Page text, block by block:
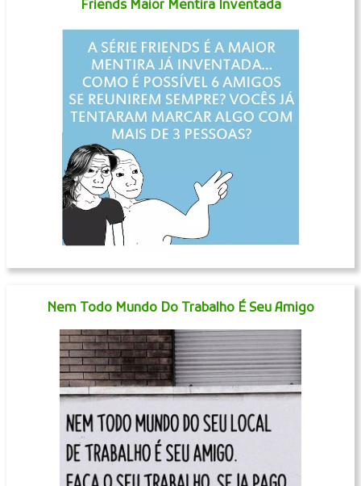
Friends Maior Mentira Inventada
Nem Todo Mundo Do Trabalho É Seu Amigo